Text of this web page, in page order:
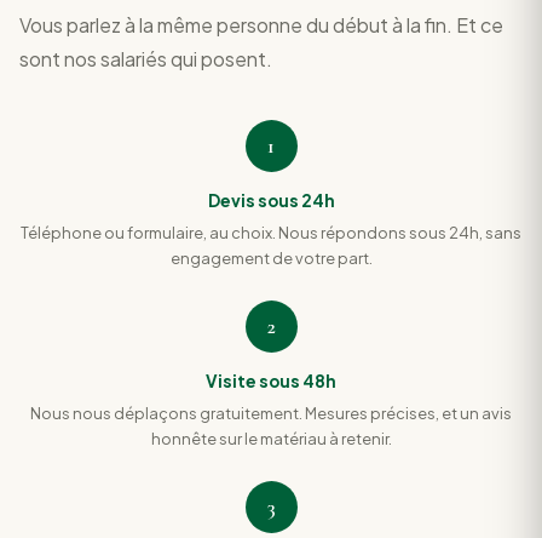
Vous parlez à la même personne du début à la fin. Et ce
sont nos salariés qui posent.
1
Devis sous 24h
Téléphone ou formulaire, au choix. Nous répondons sous 24h, sans
engagement de votre part.
2
Visite sous 48h
Nous nous déplaçons gratuitement. Mesures précises, et un avis
honnête sur le matériau à retenir.
3